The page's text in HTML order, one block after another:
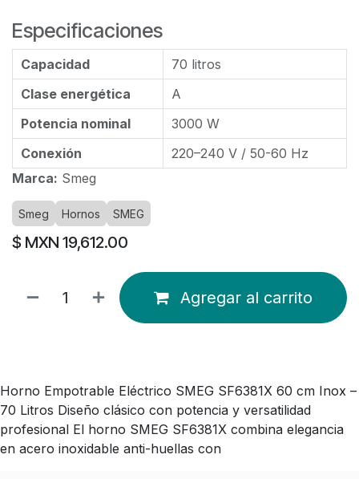
Especificaciones
Capacidad
70 litros
Clase energética
A
Potencia nominal
3000 W
Conexión
220–240 V / 50-60 Hz
Marca: Smeg
Smeg Hornos SMEG
$ MXN 19,612.00
Agregar al carrito
Horno Empotrable Eléctrico SMEG SF6381X 60 cm Inox –
70 Litros Diseño clásico con potencia y versatilidad
profesional El horno SMEG SF6381X combina elegancia
en acero inoxidable anti-huellas con